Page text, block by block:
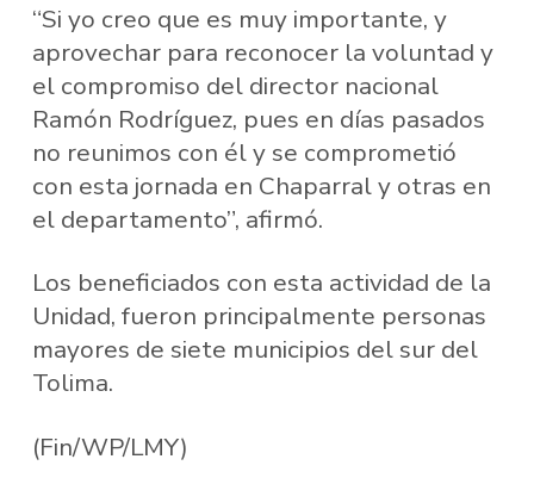
“Si yo creo que es muy importante, y
aprovechar para reconocer la voluntad y
el compromiso del director nacional
Ramón Rodríguez, pues en días pasados
no reunimos con él y se comprometió
con esta jornada en Chaparral y otras en
el departamento”, afirmó.
Los beneficiados con esta actividad de la
Unidad, fueron principalmente personas
mayores de siete municipios del sur del
Tolima.
(Fin/WP/LMY)